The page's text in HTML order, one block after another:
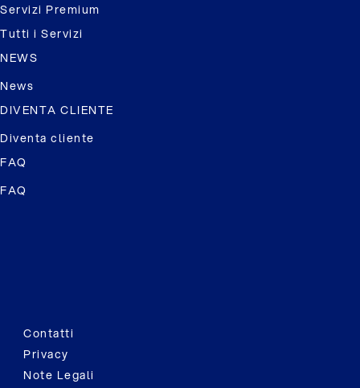
Servizi Premium
Tutti i Servizi
NEWS
News
DIVENTA CLIENTE
Diventa cliente
FAQ
FAQ
Contatti
Privacy
Note Legali